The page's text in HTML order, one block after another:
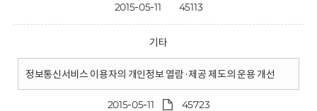
2015-05-11 45113
기타
정보통신서비스 이용자의 개인정보 열람·제공 제도의 운용 개선
2015-05-11 45723